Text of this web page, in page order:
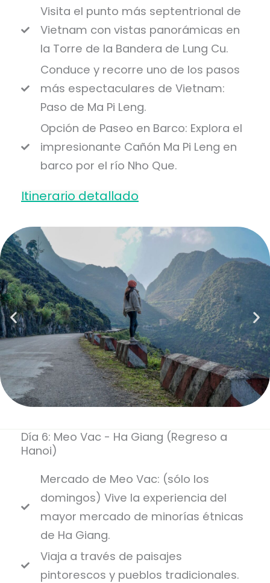
Visita el punto más septentrional de
Vietnam con vistas panorámicas en
la Torre de la Bandera de Lung Cu.
Conduce y recorre uno de los pasos
más espectaculares de Vietnam:
Paso de Ma Pi Leng.
Opción de Paseo en Barco: Explora el
impresionante Cañón Ma Pi Leng en
barco por el río Nho Que.
Itinerario detallado
Día 6: Meo Vac - Ha Giang (Regreso a
Hanoi)
Mercado de Meo Vac: (sólo los
domingos) Vive la experiencia del
mayor mercado de minorías étnicas
de Ha Giang.
Viaja a través de paisajes
pintorescos y pueblos tradicionales.